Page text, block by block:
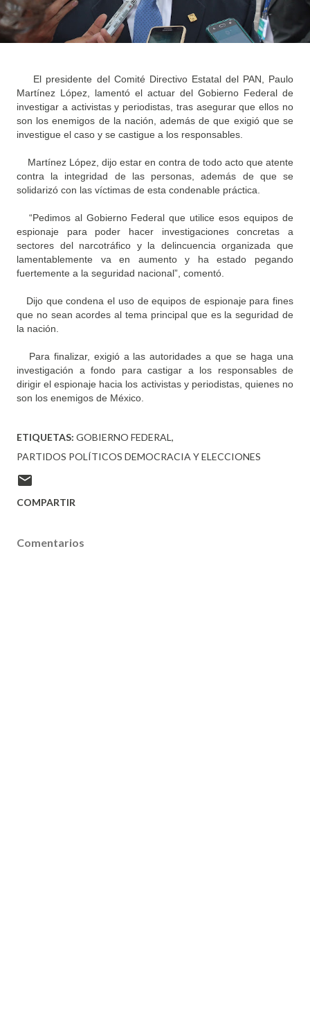
El presidente del Comité Directivo Estatal del PAN, Paulo
Martínez López, lamentó el actuar del Gobierno Federal de
investigar a activistas y periodistas, tras asegurar que ellos no
son los enemigos de la nación, además de que exigió que se
investigue el caso y se castigue a los responsables.
Martínez López, dijo estar en contra de todo acto que atente
contra la integridad de las personas, además de que se
solidarizó con las víctimas de esta condenable práctica.
“Pedimos al Gobierno Federal que utilice esos equipos de
espionaje para poder hacer investigaciones concretas a
sectores del narcotráfico y la delincuencia organizada que
lamentablemente va en aumento y ha estado pegando
fuertemente a la seguridad nacional”, comentó.
Dijo que condena el uso de equipos de espionaje para fines
que no sean acordes al tema principal que es la seguridad de
la nación.
Para finalizar, exigió a las autoridades a que se haga una
investigación a fondo para castigar a los responsables de
dirigir el espionaje hacia los activistas y periodistas, quienes no
son los enemigos de México.
ETIQUETAS: GOBIERNO FEDERAL
PARTIDOS POLÍTICOS DEMOCRACIA Y ELECCIONES
COMPARTIR
Comentarios